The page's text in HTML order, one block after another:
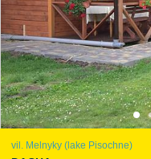
vil. Melnyky (lake Pіsochne)